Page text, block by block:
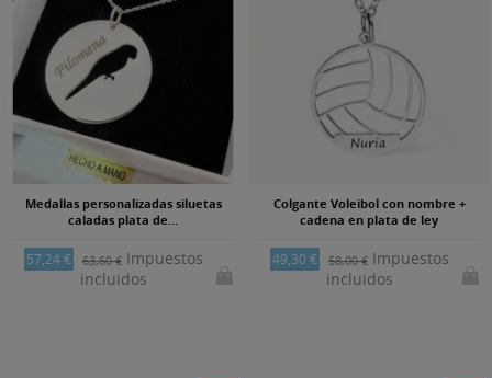
Medallas personalizadas siluetas
caladas plata de...
57,24 € 63,60 €Impuestos
incluidos
Colgante Voleibol con nombre +
cadena en plata de ley
49,30 € 58,00 €Impuestos
incluidos